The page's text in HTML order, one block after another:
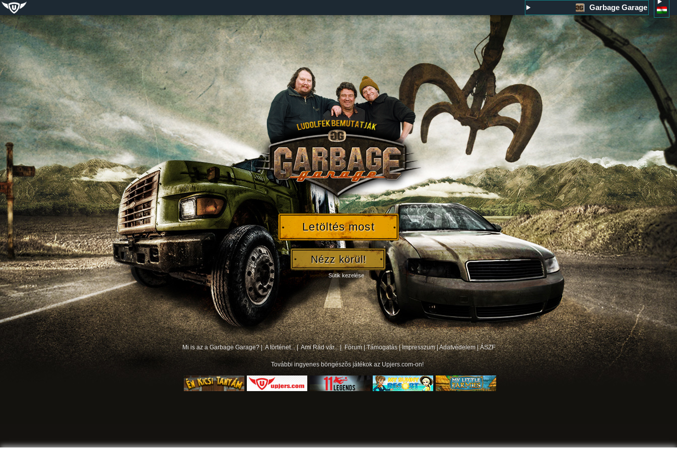
Garbage Garage
Letöltés most
Nézz körül!
Mi is az a Garbage Garage? |A történet... |Ami Rád vár... | Fórum|Támogatás|Impresszum|Adatvédelem|ÁSZF
Továbbiingyenes böngészõs játékokaz Upjers.com-on!
Sütik kezelése